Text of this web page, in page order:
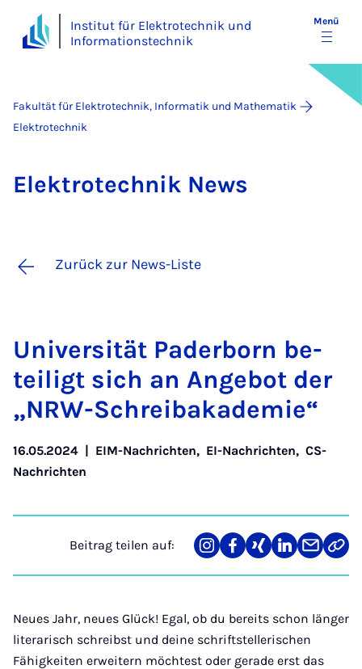
Institut für Elektrotechnik und
Informationstechnik
Menü
Fakultät für Elektrotechnik, Informatik und Mathematik
Elektrotechnik
Elek­tro­tech­nik News
Zurück zur News-Liste
Uni­ver­si­tät Pa­der­born be­
tei­ligt sich an An­ge­bot der
„N­RW-Schrei­b­aka­de­mie“
16.05.2024 | EIM-Nachrichten, EI-Nachrichten, CS-
Nachrichten
Beitrag teilen auf:
Teilen
auf
Teilen
auf
Teilen
auf
Teilen
auf
Teilen
über
Mail
Link
Neues Jahr, neues Glück! Egal, ob du bereits schon länger
literarisch schreibst und deine schriftstellerischen
Fähigkeiten erweitern möchtest oder gerade erst das